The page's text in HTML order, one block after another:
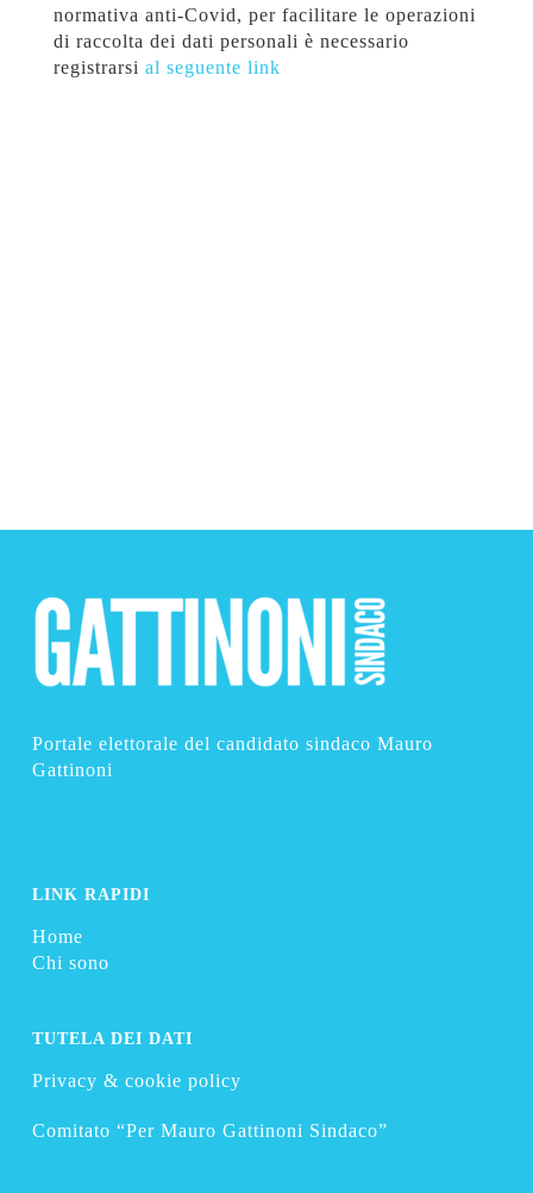
normativa anti-Covid, per facilitare le operazioni
di raccolta dei dati personali è necessario
registrarsi al seguente link
Portale elettorale del candidato sindaco Mauro
Gattinoni
LINK RAPIDI
Home
Chi sono
TUTELA DEI DATI
Privacy & cookie policy
Comitato “Per Mauro Gattinoni Sindaco”